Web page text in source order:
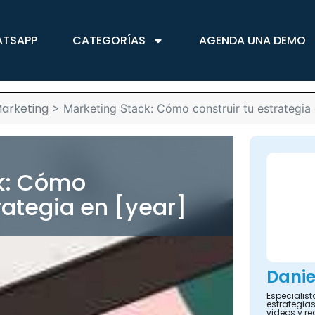
CATEGORÍAS AGENDA UNA DEMO
> Marketing Stack: Cómo construir tu estrategia
Cómo
en [year]
videos y